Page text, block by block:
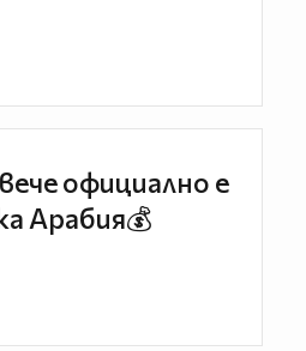
официално е
Арабия💰